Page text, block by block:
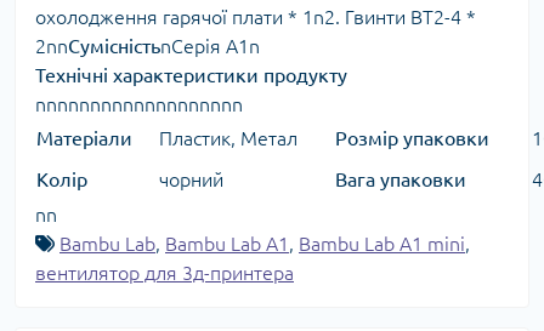
охолодження гарячої плати * 1n2. Гвинти BT2-4 *
2nnСумісністьnСерія A1n
Технічні характеристики продукту
nnnnnnnnnnnnnnnnnnn
Матеріали
Пластик, Метал Розмір упаковки
Колір
чорний Вага упаковки
nn
Bambu Lab, Bambu Lab A1 , Bambu Lab A1 mini,
вентилятор для 3д-принтера